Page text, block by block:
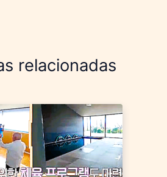
relacionadas